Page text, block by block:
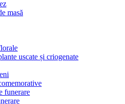
masă
uscate și criogenate
funerare